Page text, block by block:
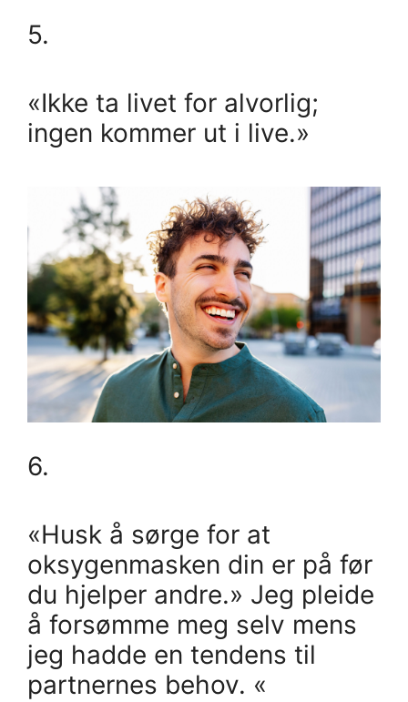
5.
«Ikke ta livet for alvorlig;
ingen kommer ut i live.»
6.
«Husk å sørge for at
oksygenmasken din er på før
du hjelper andre.» Jeg pleide
å forsømme meg selv mens
jeg hadde en tendens til
partnernes behov. «